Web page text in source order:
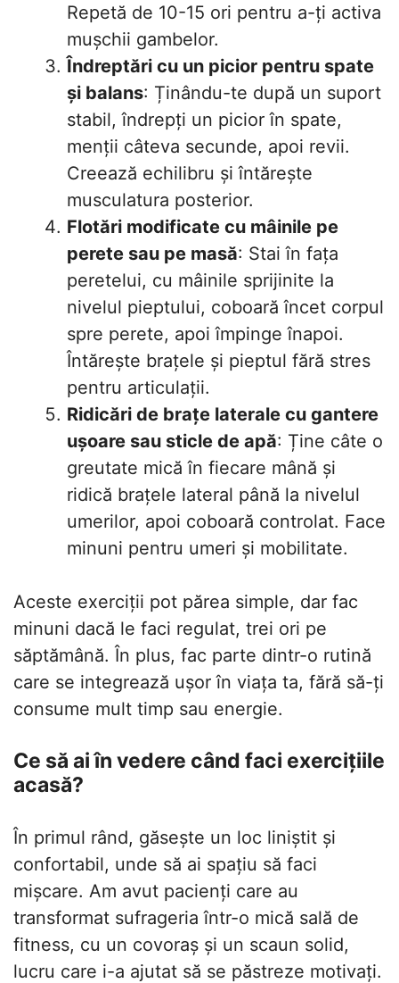
Repetă de 10-15 ori pentru a-ți activa
mușchii gambelor.
Îndreptări cu un picior pentru spate
și balans: Ținându-te după un suport
stabil, îndrepți un picior în spate,
menții câteva secunde, apoi revii.
Creează echilibru și întărește
musculatura posterior.
Flotări modificate cu mâinile pe
perete sau pe masă: Stai în fața
peretelui, cu mâinile sprijinite la
nivelul pieptului, coboară încet corpul
spre perete, apoi împinge înapoi.
Întărește brațele și pieptul fără stres
pentru articulații.
Ridicări de brațe laterale cu gantere
ușoare sau sticle de apă: Ține câte o
greutate mică în fiecare mână și
ridică brațele lateral până la nivelul
umerilor, apoi coboară controlat. Face
minuni pentru umeri și mobilitate.
Aceste exerciții pot părea simple, dar fac
minuni dacă le faci regulat, trei ori pe
săptămână. În plus, fac parte dintr-o rutină
care se integrează ușor în viața ta, fără să-ți
consume mult timp sau energie.
Ce să ai în vedere când faci exercițiile
acasă?
În primul rând, găsește un loc liniștit și
confortabil, unde să ai spațiu să faci
mișcare. Am avut pacienți care au
transformat sufrageria într-o mică sală de
fitness, cu un covoraș și un scaun solid,
lucru care i-a ajutat să se păstreze motivați.